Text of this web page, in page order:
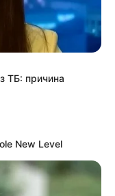
захопив
(фото,
ТБ: причина
New Level